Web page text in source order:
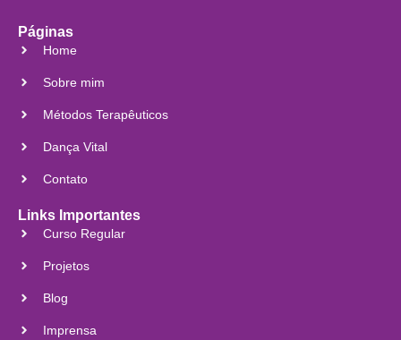
Páginas
Home
Sobre mim
Métodos Terapêuticos
Dança Vital
Contato
Links Importantes
Curso Regular
Projetos
Blog
Imprensa